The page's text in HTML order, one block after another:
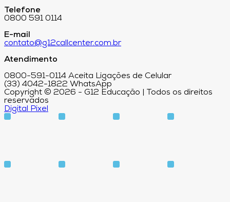
Telefone
0800 591 0114
E-mail
contato@g12callcenter.com.br
Atendimento
0800-591-0114 Aceita Ligações de Celular
(33) 4042-1822 WhatsApp
Copyright © 2026 - G12 Educação | Todos os direitos
reservados
Digital Pixel